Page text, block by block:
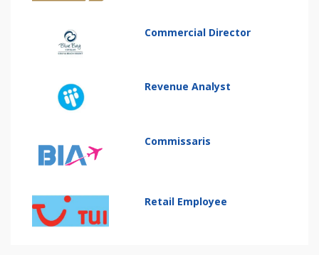
Commercial Director
Revenue Analyst
Commissaris
Retail Employee